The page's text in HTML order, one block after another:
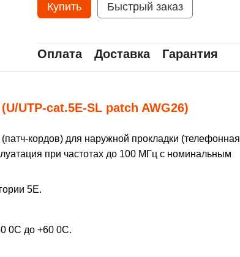
Купить Быстрый заказ
Оплата Доставка Гарантия
UTP-cat.5Е-SL patch AWG26)
кордов) для наружной прокладки (телефонная
при частотах до 100 МГц с номинальным
5Е.
0С до +60 0С.